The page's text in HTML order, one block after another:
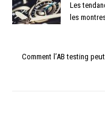
Les
les
Comment l’AB testing